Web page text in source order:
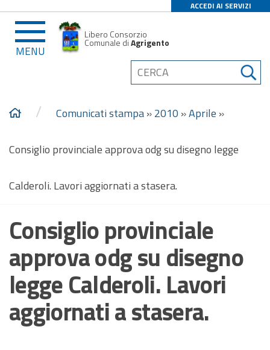
ACCEDI AI SERVIZI
MENU
Libero Consorzio
Comunale diAgrigento
/ Comunicati stampa»2010 »Aprile »
Consiglio provinciale approva odg su disegno legge
Calderoli. Lavori aggiornati a stasera.
Consiglio provinciale
approva odg su disegno
legge Calderoli. Lavori
aggiornati a stasera.